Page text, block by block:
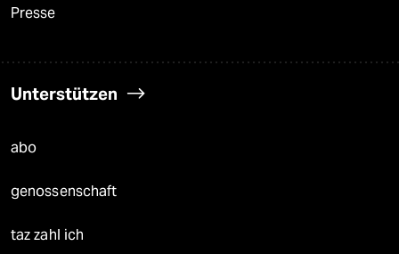
Presse
Unterstützen
abo
genossenschaft
taz zahl ich